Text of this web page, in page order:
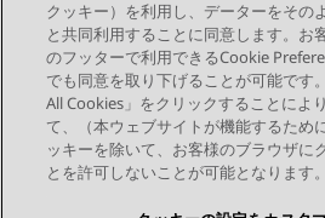
トピックナビゲーション
前のトピック
つながりを保つ
クッキー）を利用し、データーをその
と共同利用することに同意します。お
のフッターで利用できるCookie
でも同意を取り下げることが可能です
All Cookies」をクリックすることによ
て、（本ウェブサイトが機能するため
ッキーを除いて、お客様のブラウザに
とを許可しないことが可能となります。